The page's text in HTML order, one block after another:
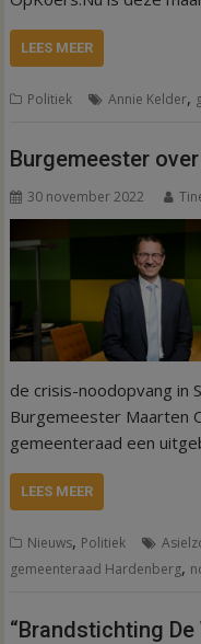
LEES MEER
Politiek Annie Kelder,
Burgemeester
30 november 2022
de crisis-noodopvang in
Burgemeester Maarten
gemeenteraad een
LEES MEER
Nieuws, Politiek
gemeenteraad Hardenberg,
“Brandstichting